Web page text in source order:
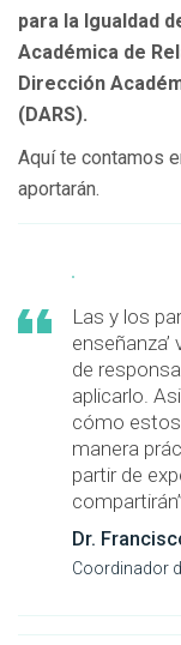
para la Igualdad
Académica de
Dirección
(DARS).
Aquí te contamos
aportarán.
Las y los
de
aplicarlo.
cómo
manera
partir de
Dr.
Coordinador